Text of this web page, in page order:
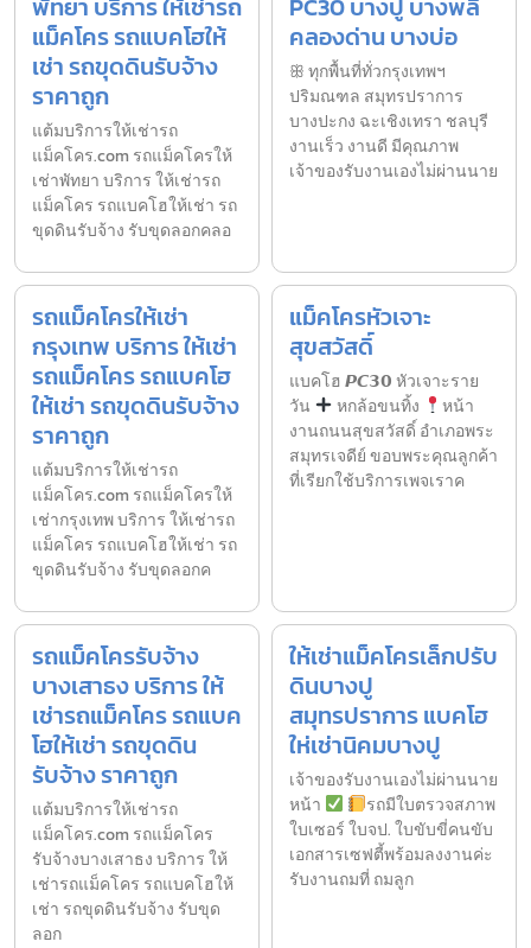
แม็คโคร รถแบคโฮให้
เช่า รถขุดดินรับจ้าง
ราคาถูก
แต้มบริการให้เช่ารถ
แม็คโคร.com รถแม็คโครให้
เช่าพัทยา บริการ ให้เช่ารถ
แม็คโคร รถแบคโฮให้เช่า รถ
ขุดดินรับจ้าง รับขุดลอกคลอ
คลองด่าน บางบ่อ
ꕥ ทุกพื้นที่ทั่วกรุงเทพฯ
ปริมณฑล สมุทรปราการ
บางปะกง ฉะเชิงเทรา ชลบุรี
งานเร็ว งานดี มีคุณภาพ
เจ้าของรับงานเองไม่ผ่านนาย
รถแม็คโครให้เช่า
กรุงเทพ บริการ ให้เช่า
รถแม็คโคร รถแบคโฮ
ให้เช่า รถขุดดินรับจ้าง
ราคาถูก
แต้มบริการให้เช่ารถ
แม็คโคร.com รถแม็คโครให้
เช่ากรุงเทพ บริการ ให้เช่ารถ
แม็คโคร รถแบคโฮให้เช่า รถ
ขุดดินรับจ้าง รับขุดลอกค
แม็คโครหัวเจาะ
สุขสวัสดิ์
แบคโฮ 𝙋𝘾𝟯𝟬 หัวเจาะราย
วัน
หกล้อขนทิ้ง
หน้า
งานถนนสุขสวัสดิ์ อำเภอพระ
สมุทรเจดีย์ ขอบพระคุณลูกค้า
ที่เรียกใช้บริการเพจเราค
รถแม็คโครรับจ้าง
บางเสาธง บริการ ให้
เช่ารถแม็คโคร รถแบค
โฮให้เช่า รถขุดดิน
รับจ้าง ราคาถูก
แต้มบริการให้เช่ารถ
แม็คโคร.com รถแม็คโคร
รับจ้างบางเสาธง บริการ ให้
เช่ารถแม็คโคร รถแบคโฮให้
เช่า รถขุดดินรับจ้าง รับขุด
ลอก
ให้เช่าแม็คโครเล็กปรับ
ดินบางปู
สมุทรปราการ แบคโฮ
ให่เช่านิคมบางปู
เจ้าของรับงานเองไม่ผ่านนาย
หน้า
รถมีใบตรวจสภาพ
ใบเซอร์ ใบจป. ใบขับขี่คนขับ
เอกสารเซฟตี้พร้อมลงงานค่ะ
รับงานถมที่ ถมลูก